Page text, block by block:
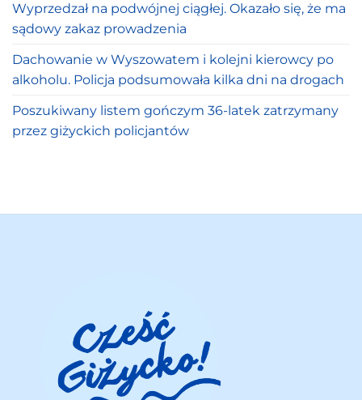
Wyprzedzał na podwójnej ciągłej. Okazało się, że ma
sądowy zakaz prowadzenia
Dachowanie w Wyszowatem i kolejni kierowcy po
alkoholu. Policja podsumowała kilka dni na drogach
Poszukiwany listem gończym 36-latek zatrzymany
przez giżyckich policjantów